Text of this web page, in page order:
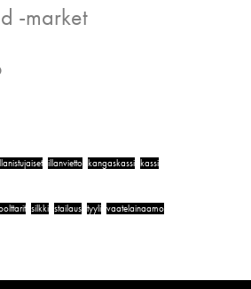
-market
illanvietto kangaskassi kassi
silkki stailaus tyyli vaatelainaamo